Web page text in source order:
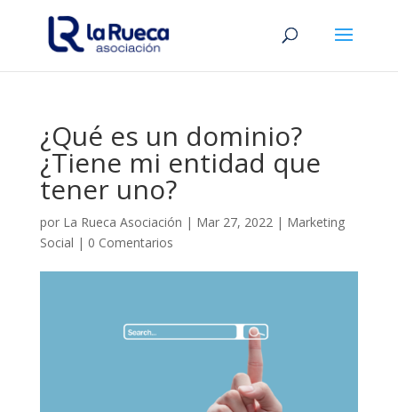
¿Qué es un dominio?
¿Tiene mi entidad que
tener uno?
por La Rueca Asociación | Mar 27, 2022| Marketing
Social | 0 Comentarios